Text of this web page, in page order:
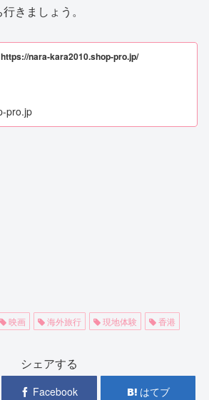
きましょう。
https://nara-kara2010.shop-pro.jp/
pro.jp
映画 海外旅行 現地体験 香港
シェアする
Facebook はてブ